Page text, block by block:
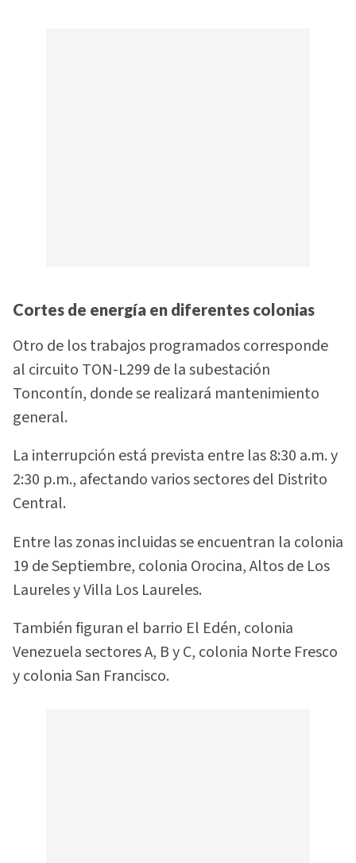
Cortes de energía en diferentes colonias
Otro de los trabajos programados corresponde
al circuito TON-L299 de la subestación
Toncontín, donde se realizará mantenimiento
general.
La interrupción está prevista entre las 8:30 a.m. y
2:30 p.m., afectando varios sectores del Distrito
Central.
Entre las zonas incluidas se encuentran la colonia
19 de Septiembre, colonia Orocina, Altos de Los
Laureles y Villa Los Laureles.
También figuran el barrio El Edén, colonia
Venezuela sectores A, B y C, colonia Norte Fresco
y colonia San Francisco.